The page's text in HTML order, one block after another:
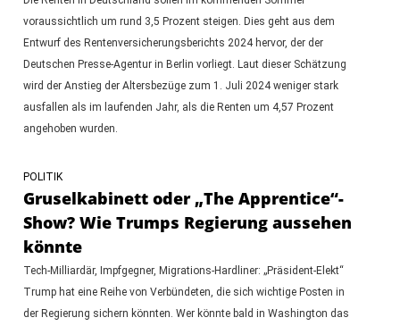
voraussichtlich um rund 3,5 Prozent steigen. Dies geht aus dem
Entwurf des Rentenversicherungsberichts 2024 hervor, der der
Deutschen Presse-Agentur in Berlin vorliegt. Laut dieser Schätzung
wird der Anstieg der Altersbezüge zum 1. Juli 2024 weniger stark
ausfallen als im laufenden Jahr, als die Renten um 4,57 Prozent
angehoben wurden.
POLITIK
Gruselkabinett oder „The Apprentice“-
Show? Wie Trumps Regierung aussehen
könnte
Tech-Milliardär, Impfgegner, Migrations-Hardliner: „Präsident-Elekt“
Trump hat eine Reihe von Verbündeten, die sich wichtige Posten in
der Regierung sichern könnten. Wer könnte bald in Washington das